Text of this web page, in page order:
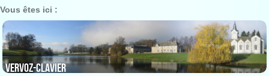
Vous êtes ici :
Vervoz-Clavier